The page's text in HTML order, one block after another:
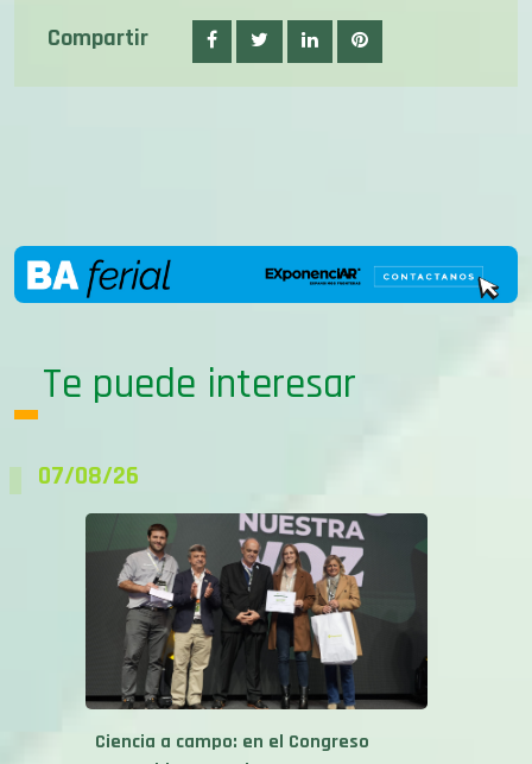
Ciencia a campo: en el Congreso
Aapresid se premiaron